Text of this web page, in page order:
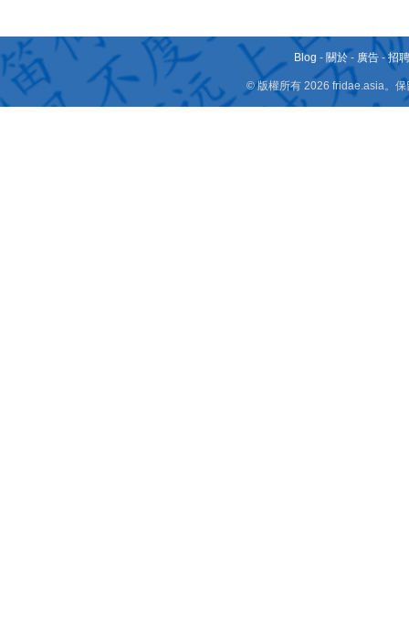
Blog - 關於 - 廣告 -招
© 版權所有 2026 fridae.asia。